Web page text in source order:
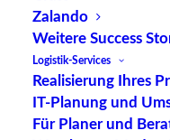
Zalando
Weitere Success
Logistik-Services
Realisierung Ihres
IT-Planung und
Für Planer und
Benchmarking
mehreren
Bestwerten.
Kennzahlen,
und Prinzipien der
Hauptaugenmerk